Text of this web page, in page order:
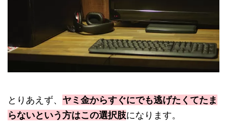
とりあえず、 ヤミ金からすぐにでも逃げたくてたま
らないという方はこの選択肢になります。